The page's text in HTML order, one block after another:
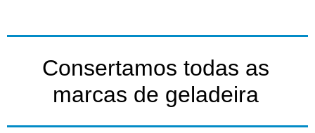
Consertamos todas as
marcas de geladeira